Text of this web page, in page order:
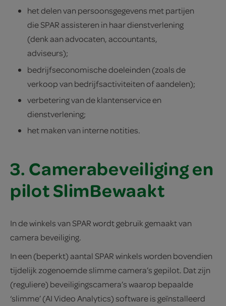
het delen van persoonsgegevens met partijen
die SPAR assisteren in haar dienstverlening
(denk aan advocaten, accountants,
adviseurs);
bedrijfseconomische doeleinden (zoals de
verkoop van bedrijfsactiviteiten of aandelen);
verbetering van de klantenservice en
dienstverlening;
het maken van interne notities.
3. Camerabeveiliging en
pilot SlimBewaakt
In de winkels van SPAR wordt gebruik gemaakt van
camera beveiliging.
In een (beperkt) aantal SPAR winkels worden bovendien
tijdelijk zogenoemde slimme camera’s gepilot. Dat zijn
(reguliere) beveiligingscamera’s waarop bepaalde
‘slimme’ (AI Video Analytics) software is geïnstalleerd